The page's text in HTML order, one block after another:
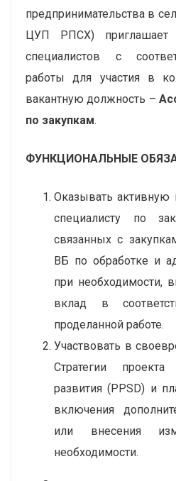
предпринимательства в
ЦУП РПСХ) приглашает
специалистов с
работы для участия в
вакантную должность –
по закупкам.
ФУНКЦИОНАЛЬНЫЕ
Оказывать
специалисту по
связанных с
ВБ по обработке и
при необходимости,
вклад в
проделанной работе.
Участвовать в
Стратегии
развития (PPSD) и
включения
или внесения
необходимости.